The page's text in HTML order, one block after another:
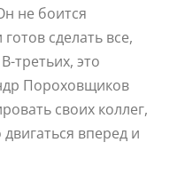
не боится
сделать все,
третьих, это
Пороховщиков
своих коллег,
вперед и